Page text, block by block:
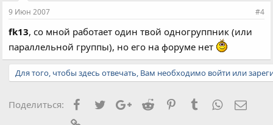
9 Июн 2007 #4
fk13, со мной работает один твой одногруппник (или
параллельной группы), но его на форуме нет
Для того, чтобы здесь отвечать, Вам необходимо войти или
Поделиться: Facebook
TwitterGoogle+
Reddit PinterestTumblrWhatsApp